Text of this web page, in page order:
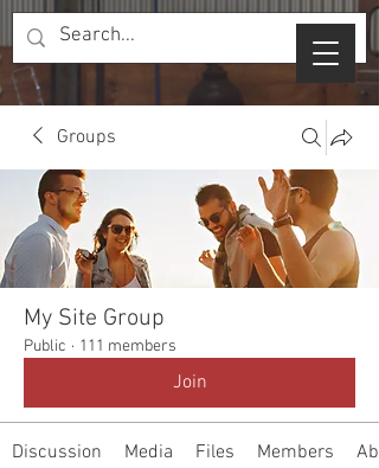
Groups
My Site Group
Public · 111 members
Join
Discussion Media Files Members